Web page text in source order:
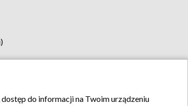
do informacji na Twoim urządzeniu